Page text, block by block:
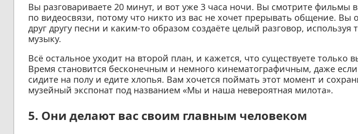
Вы разговариваете 20 минут, и вот уже 3 часа ночи. Вы смотрите фильмы
по видеосвязи, потому что никто из вас не хочет прерывать общение. Вы
друг другу песни и каким-то образом создаёте целый разговор, используя
музыку.
Всё остальное уходит на второй план, и кажется, что существуете только
Время становится бесконечным и немного кинематографичным, даже
сидите на полу и едите хлопья. Вам хочется поймать этот момент и
музейный экспонат под названием «Мы и наша невероятная милота».
5. Они делают вас своим главным человеком